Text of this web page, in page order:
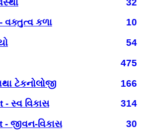
વક્તુત્વ કળા
10
54
475
ટેકનોલોજી
166
સ્વ વિકાસ
314
જીવન-વિકાસ
30